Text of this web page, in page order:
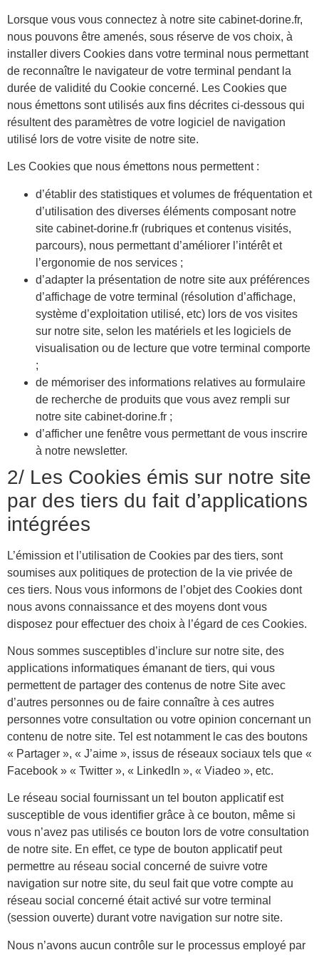
Lorsque vous vous connectez à notre site cabinet-dorine.fr,
nous pouvons être amenés, sous réserve de vos choix, à
installer divers Cookies dans votre terminal nous permettant
de reconnaître le navigateur de votre terminal pendant la
durée de validité du Cookie concerné. Les Cookies que
nous émettons sont utilisés aux fins décrites ci-dessous qui
résultent des paramètres de votre logiciel de navigation
utilisé lors de votre visite de notre site.
Les Cookies que nous émettons nous permettent :
d’établir des statistiques et volumes de fréquentation et
d’utilisation des diverses éléments composant notre
site cabinet-dorine.fr (rubriques et contenus visités,
parcours), nous permettant d’améliorer l’intérêt et
l’ergonomie de nos services ;
d’adapter la présentation de notre site aux préférences
d’affichage de votre terminal (résolution d’affichage,
système d’exploitation utilisé, etc) lors de vos visites
sur notre site, selon les matériels et les logiciels de
visualisation ou de lecture que votre terminal comporte
;
de mémoriser des informations relatives au formulaire
de recherche de produits que vous avez rempli sur
notre site cabinet-dorine.fr ;
d’afficher une fenêtre vous permettant de vous inscrire
à notre newsletter.
2/ Les Cookies émis sur notre site
par des tiers du fait d’applications
intégrées
L’émission et l’utilisation de Cookies par des tiers, sont
soumises aux politiques de protection de la vie privée de
ces tiers. Nous vous informons de l’objet des Cookies dont
nous avons connaissance et des moyens dont vous
disposez pour effectuer des choix à l’égard de ces Cookies.
Nous sommes susceptibles d’inclure sur notre site, des
applications informatiques émanant de tiers, qui vous
permettent de partager des contenus de notre Site avec
d’autres personnes ou de faire connaître à ces autres
personnes votre consultation ou votre opinion concernant un
contenu de notre site. Tel est notamment le cas des boutons
« Partager », « J’aime », issus de réseaux sociaux tels que «
Facebook » « Twitter », « LinkedIn », « Viadeo », etc.
Le réseau social fournissant un tel bouton applicatif est
susceptible de vous identifier grâce à ce bouton, même si
vous n’avez pas utilisés ce bouton lors de votre consultation
de notre site. En effet, ce type de bouton applicatif peut
permettre au réseau social concerné de suivre votre
navigation sur notre site, du seul fait que votre compte au
réseau social concerné était activé sur votre terminal
(session ouverte) durant votre navigation sur notre site.
Nous n’avons aucun contrôle sur le processus employé par